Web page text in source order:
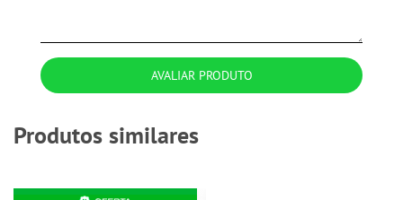
AVALIAR PRODUTO
Produtos similares